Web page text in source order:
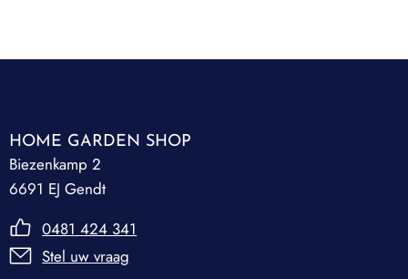
HOME GARDEN SHOP
Biezenkamp 2
6691 EJ Gendt
0481 424 341
Stel uw vraag